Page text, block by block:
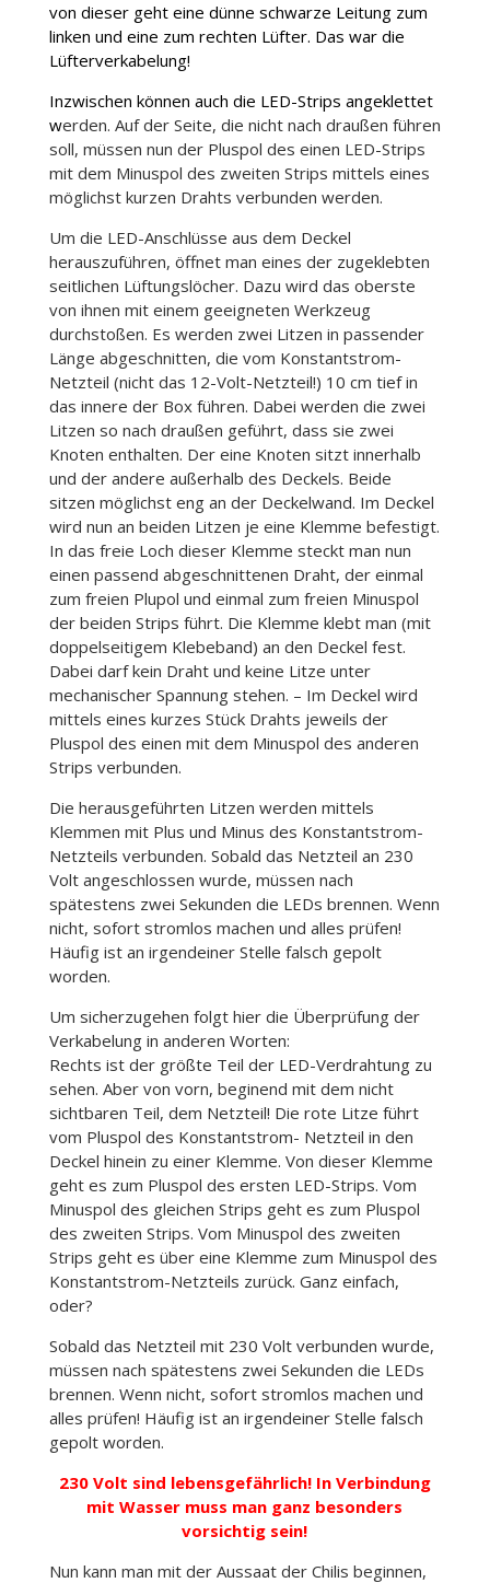
von dieser geht eine dünne schwarze Leitung zum
linken und eine zum rechten Lüfter. Das war die
Lüfterverkabelung!
Inzwischen können auch die LED-Strips angeklettet
werden. Auf der Seite, die nicht nach draußen führen
soll, müssen nun der Pluspol des einen LED-Strips
mit dem Minuspol des zweiten Strips mittels eines
möglichst kurzen Drahts verbunden werden.
Um die LED-Anschlüsse aus dem Deckel
herauszuführen, öffnet man eines der zugeklebten
seitlichen Lüftungslöcher. Dazu wird das oberste
von ihnen mit einem geeigneten Werkzeug
durchstoßen. Es werden zwei Litzen in passender
Länge abgeschnitten, die vom Konstantstrom-
Netzteil (nicht das 12-Volt-Netzteil!) 10 cm tief in
das innere der Box führen. Dabei werden die zwei
Litzen so nach draußen geführt, dass sie zwei
Knoten enthalten. Der eine Knoten sitzt innerhalb
und der andere außerhalb des Deckels. Beide
sitzen möglichst eng an der Deckelwand. Im Deckel
wird nun an beiden Litzen je eine Klemme befestigt.
In das freie Loch dieser Klemme steckt man nun
einen passend abgeschnittenen Draht, der einmal
zum freien Plupol und einmal zum freien Minuspol
der beiden Strips führt. Die Klemme klebt man (mit
doppelseitigem Klebeband) an den Deckel fest.
Dabei darf kein Draht und keine Litze unter
mechanischer Spannung stehen. – Im Deckel wird
mittels eines kurzes Stück Drahts jeweils der
Pluspol des einen mit dem Minuspol des anderen
Strips verbunden.
Die herausgeführten Litzen werden mittels
Klemmen mit Plus und Minus des Konstantstrom-
Netzteils verbunden. Sobald das Netzteil an 230
Volt angeschlossen wurde, müssen nach
spätestens zwei Sekunden die LEDs brennen. Wenn
nicht, sofort stromlos machen und alles prüfen!
Häufig ist an irgendeiner Stelle falsch gepolt
worden.
Um sicherzugehen folgt hier die Überprüfung der
Verkabelung in anderen Worten:
Rechts ist der größte Teil der LED-Verdrahtung zu
sehen. Aber von vorn, beginend mit dem nicht
sichtbaren Teil, dem Netzteil! Die rote Litze führt
vom Pluspol des Konstantstrom- Netzteil in den
Deckel hinein zu einer Klemme. Von dieser Klemme
geht es zum Pluspol des ersten LED-Strips. Vom
Minuspol des gleichen Strips geht es zum Pluspol
des zweiten Strips. Vom Minuspol des zweiten
Strips geht es über eine Klemme zum Minuspol des
Konstantstrom-Netzteils zurück. Ganz einfach,
oder?
Sobald das Netzteil mit 230 Volt verbunden wurde,
müssen nach spätestens zwei Sekunden die LEDs
brennen. Wenn nicht, sofort stromlos machen und
alles prüfen! Häufig ist an irgendeiner Stelle falsch
gepolt worden.
230 Volt sind lebensgefährlich! In Verbindung
mit Wasser muss man ganz besonders
vorsichtig sein!
Nun kann man mit der Aussaat der Chilis beginnen,